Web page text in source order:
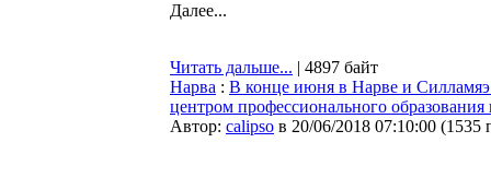
Далее...
Читать дальше... | 4897 байт
Нарва : В конце июня в Нарве и
центром профессионального
Автор: calipso в 20/06/2018 07:10:00 (1535